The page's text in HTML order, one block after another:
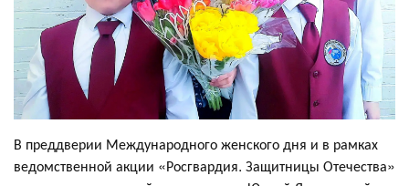
В преддверии Международного женского дня и в рамках
ведомственной акции «Росгвардия. Защитницы Отечества»